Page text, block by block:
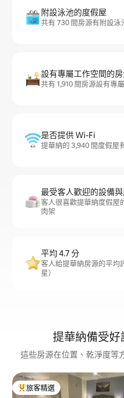
附設泳池的度假屋
共有 730 間房源有附設泳
設有專屬工作空間的
共有 1,910 間房源設有專
是否提供 Wi-Fi
提華納的 3,940 間度假屋
最受客人歡迎的設備
客人很喜歡提華納度假屋
肉架
平均 4.7 分
客人給提華納房源的平均
星）
提華納備受好
這些房源在位置、乾淨度等
旅客精選榜首
旅客精選